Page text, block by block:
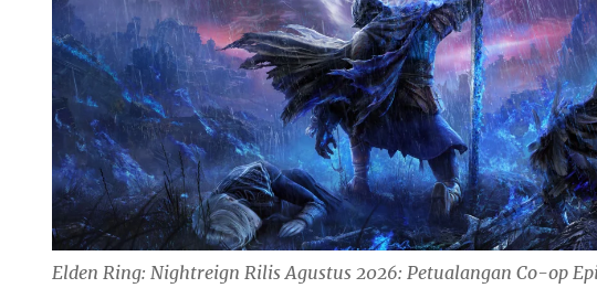
Elden Ring: Nightreign Rilis Agustus 2026: Petualangan Co-op